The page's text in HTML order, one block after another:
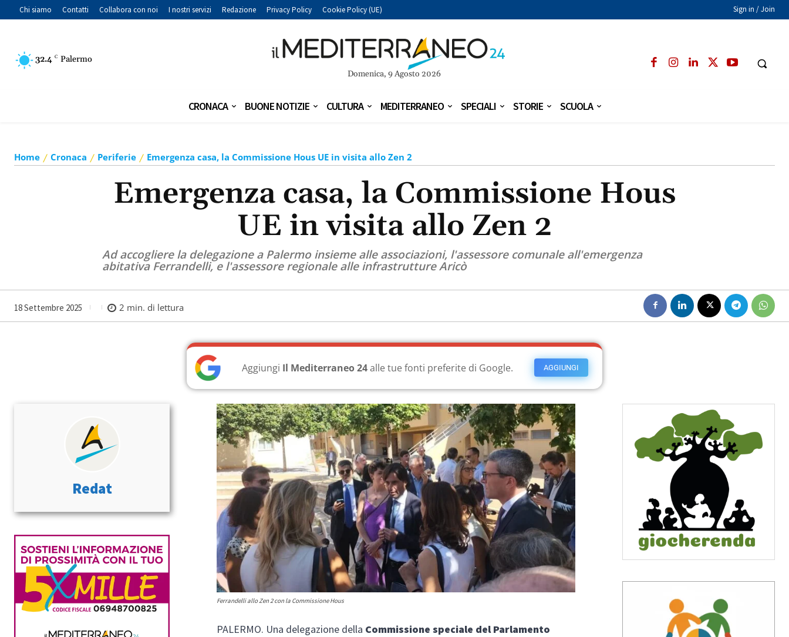
Chi siamo Contatti Collabora con noi I nostri servizi Redazione Privacy Policy Cookie Policy (UE) Sign in / Join
32.4 C Palermo
Domenica, 9 Agosto 2026
CRONACA BUONE NOTIZIE CULTURA MEDITERRANEO SPECIALI STORIE SCUOLA
Home Cronaca Periferie Emergenza casa, la Commissione Hous UE in visita allo Zen 2
Emergenza casa, la Commissione Hous
UE in visita allo Zen 2
Ad accogliere la delegazione a Palermo insieme alle associazioni, l'assessore comunale all'emergenza
abitativa Ferrandelli, e l'assessore regionale alle infrastrutture Aricò
18 Settembre 2025 2 min. di lettura
AGGIUNGI
Aggiungi Il Mediterraneo 24alle tue fonti preferite di Google.
Redat
Ferrandelli allo Zen 2 con la Commissione Hous
PALERMO. Una delegazione della Commissione speciale del Parlamento